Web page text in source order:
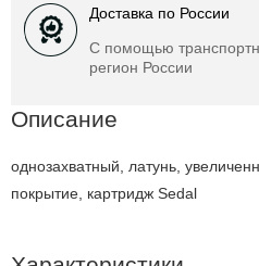
Доставка по России
С помощью
регион России
Описание
однозахватный, латунь,
покрытие, картридж Sedal